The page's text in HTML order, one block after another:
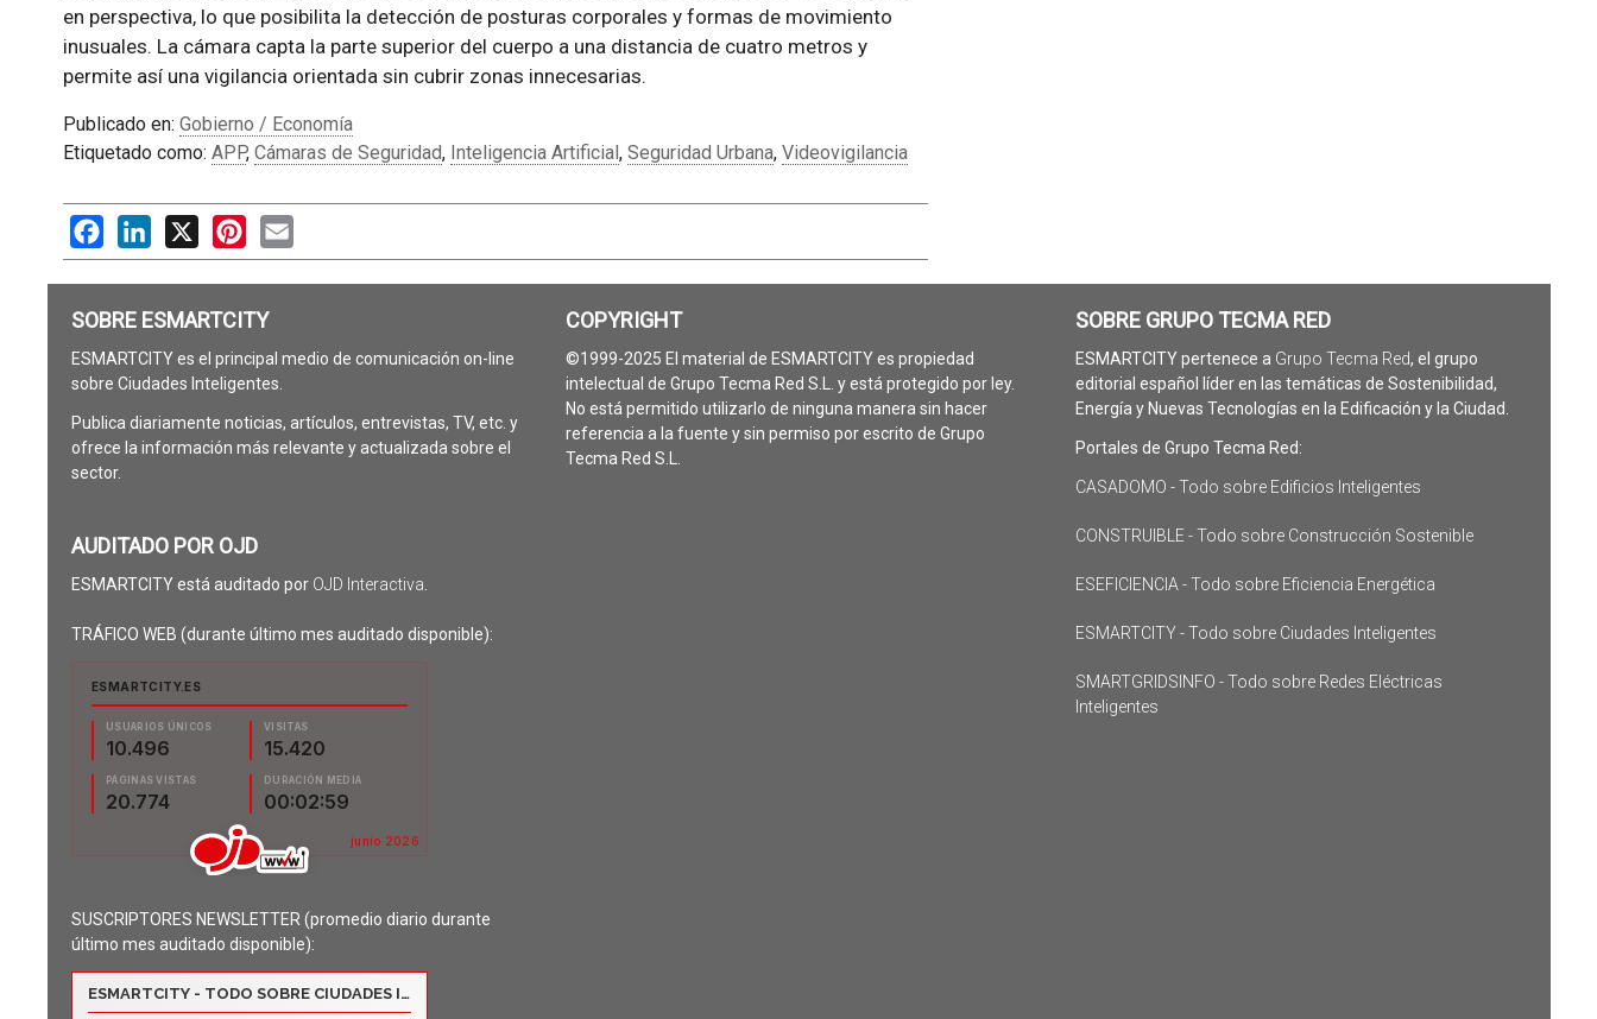
en perspectiva, lo que posibilita la detección de posturas corporales y formas de movimiento
inusuales. La cámara capta la parte superior del cuerpo a una distancia de cuatro metros y
permite así una vigilancia orientada sin cubrir zonas innecesarias.
Publicado en: Gobierno / Economía
Etiquetado como: APP, Cámaras de Seguridad, Inteligencia Artificial, Seguridad Urbana, Videovigilancia
FacebookLinkedIn
X PinterestEmail
SOBRE ESMARTCITY
ESMARTCITY es el principal medio de comunicación on-line
sobre Ciudades Inteligentes.
Publica diariamente noticias, artículos, entrevistas, TV, etc. y
ofrece la información más relevante y actualizada sobre el
sector.
AUDITADO POR OJD
ESMARTCITY está auditado por OJD Interactiva
TRÁFICO WEB (durante último mes auditado disponible):
SUSCRIPTORES NEWSLETTER (promedio diario durante
último mes auditado disponible):
COPYRIGHT
©1999-2025 El material de ESMARTCITY es propiedad
intelectual de Grupo Tecma Red S.L. y está protegido por ley.
No está permitido utilizarlo de ninguna manera sin hacer
referencia a la fuente y sin permiso por escrito de Grupo
Tecma Red S.L.
SOBRE GRUPO TECMA RED
ESMARTCITY pertenece a Grupo Tecma Red, el grupo
editorial español líder en las temáticas de Sostenibilidad,
Energía y Nuevas Tecnologías en la Edificación y la Ciudad.
Portales de Grupo Tecma Red:
CASADOMO - Todo sobre Edificios Inteligentes
CONSTRUIBLE - Todo sobre Construcción Sostenible
ESEFICIENCIA - Todo sobre Eficiencia Energética
ESMARTCITY - Todo sobre Ciudades Inteligentes
SMARTGRIDSINFO - Todo sobre Redes Eléctricas
Inteligentes